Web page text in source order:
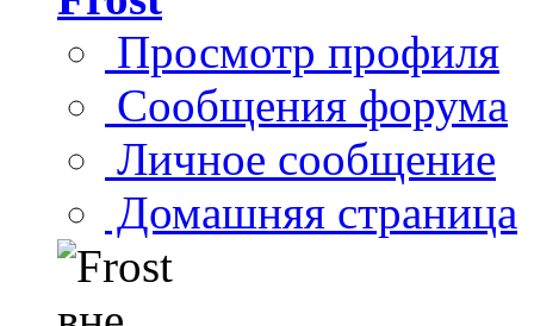
Просмотр профиля
Сообщения форума
Личное сообщение
Домашняя страница